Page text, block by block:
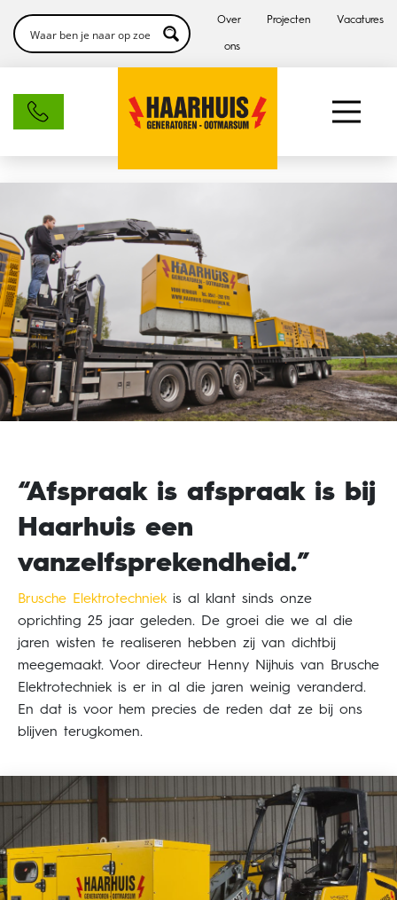
Over
ons
Projecten Vacatures
“Afspraak is afspraak is bij
Haarhuis een
vanzelfsprekendheid.”
Brusche Elektrotechniek is al klant sinds onze
oprichting 25 jaar geleden. De groei die we al die
jaren wisten te realiseren hebben zij van dichtbij
meegemaakt. Voor directeur Henny Nijhuis van Brusche
Elektrotechniek is er in al die jaren weinig veranderd.
En dat is voor hem precies de reden dat ze bij ons
blijven terugkomen.